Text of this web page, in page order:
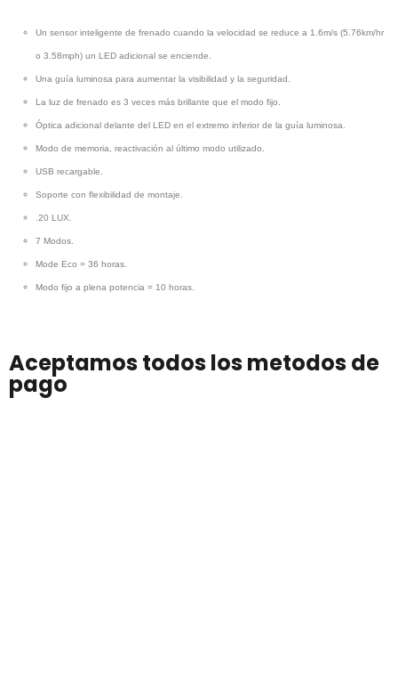
Un sensor inteligente de frenado cuando la velocidad se reduce a 1.6m/s (5.76km/hr
o 3.58mph) un LED adicional se enciende.
Una guía luminosa para aumentar la visibilidad y la seguridad.
La luz de frenado es 3 veces más brillante que el modo fijo.
Óptica adicional delante del LED en el extremo inferior de la guía luminosa.
Modo de memoria, reactivación al último modo utilizado.
USB recargable.
Soporte con flexibilidad de montaje.
.20 LUX.
7 Modos.
Mode Eco = 36 horas.
Modo fijo a plena potencia = 10 horas.
Aceptamos todos los metodos de
pago